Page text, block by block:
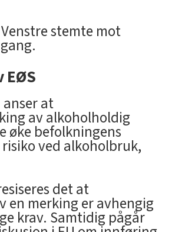
stemte mot
EØS
at
av alkoholholdig
øke befolkningens
ved alkoholbruk,
det at
en merking er avhengig
krav. Samtidig pågår